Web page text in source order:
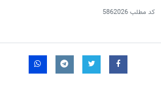
کد مطلب5862026